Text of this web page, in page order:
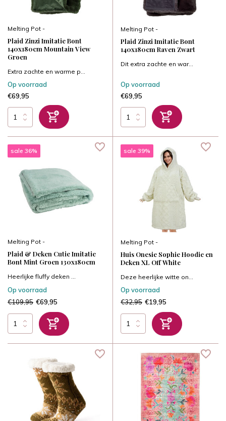
Melting Pot -
Plaid Zinzi Imitatie Bont
140x180cm Mountain View
Groen
Extra zachte en warme p...
Op voorraad
€69,95
Melting Pot -
Plaid Zinzi Imitatie Bont
140x180cm Raven Zwart
Dit extra zachte en war...
Op voorraad
€69,95
sale 36%
Melting Pot -
Plaid & Deken Cutie Imitatie
Bont Mint Groen 130x180cm
Heerlijke fluffy deken ...
Op voorraad
€109,95 €69,95
sale 39%
Melting Pot -
Huis Onesie Sophie Hoodie en
Deken XL Off White
Deze heerlijke witte on...
Op voorraad
€32,95 €19,95